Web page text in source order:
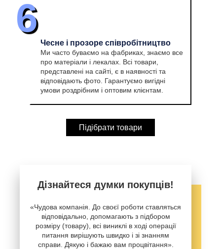
6
Чесне і прозоре співробітництво
Ми часто буваємо на фабриках, знаємо все
про матеріали і лекалах. Всі товари,
представлені на сайті, є в наявності та
відповідають фото. Гарантуємо вигідні
умови роздрібним і оптовим клієнтам.
Підібрати товари
Дізнайтеся думки покупців!
«Чудова компанія. До своєї роботи ставляться
відповідально, допомагають з підбором
розміру (товару), всі виниклі в ході операції
питання вирішують швидко і зі знанням
справи. Дякую і бажаю вам процвітання».